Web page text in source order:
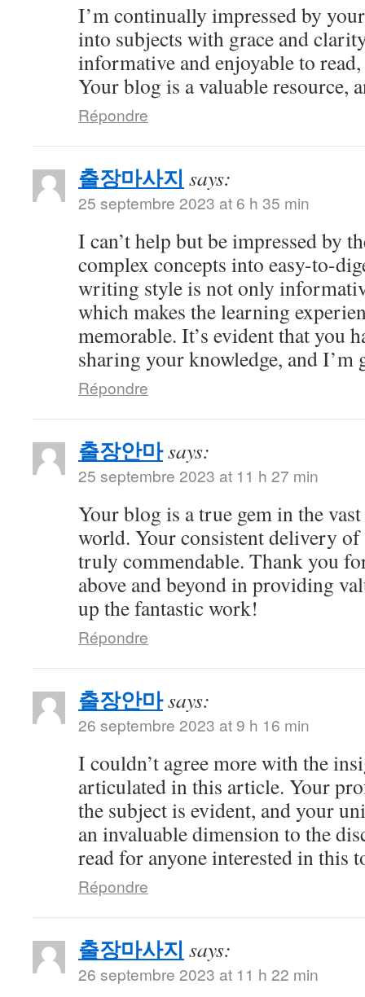
I’m continually impressed by
into subjects with grace and
informative and enjoyable to
Your blog is a valuable resource,
Répondre
출장마사지 says:
25 septembre 2023 at 6 h 35 min
I can’t help but be impressed by
complex concepts into easy-to-
writing style is not only
which makes the learning
memorable. It’s evident that you
sharing your knowledge, and I’m
Répondre
출장안마says:
25 septembre 2023 at 11 h 27 min
Your blog is a true gem in the
world. Your consistent delivery
truly commendable. Thank you
above and beyond in providing
up the fantastic work!
Répondre
출장안마says:
26 septembre 2023 at 9 h 16 min
I couldn’t agree more with the
articulated in this article. Your
the subject is evident, and your
an invaluable dimension to the
read for anyone interested in this
Répondre
출장마사지 says:
26 septembre 2023 at 11 h 22 min